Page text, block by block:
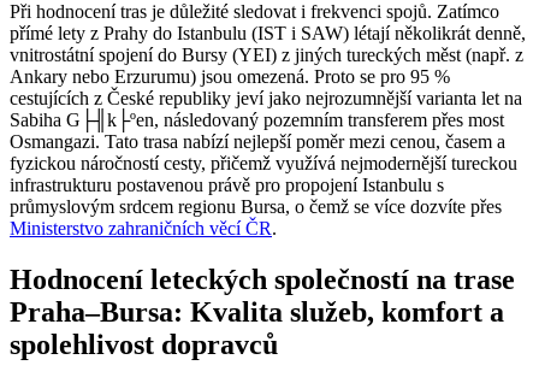
Při hodnocení tras je důležité sledovat i frekvenci spojů. Zatímco
přímé lety z Prahy do Istanbulu (IST i SAW) létají několikrát denně,
vnitrostátní spojení do Bursy (YEI) z jiných tureckých měst (např. z
Ankary nebo Erzurumu) jsou omezená. Proto se pro 95 %
cestujících z České republiky jeví jako nejrozumnější varianta let na
Sabiha G├╢k├ºen, následovaný pozemním transferem přes most
Osmangazi. Tato trasa nabízí nejlepší poměr mezi cenou, časem a
fyzickou náročností cesty, přičemž využívá nejmodernější tureckou
infrastrukturu postavenou právě pro propojení Istanbulu s
průmyslovým srdcem regionu Bursa, o čemž se více dozvíte přes
Ministerstvo zahraničních věcí ČR.
Hodnocení leteckých společností na trase
Praha–Bursa: Kvalita služeb, komfort a
spolehlivost dopravců